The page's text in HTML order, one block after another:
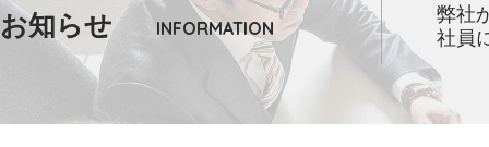
お知らせ INFORMATION
弊社
社員